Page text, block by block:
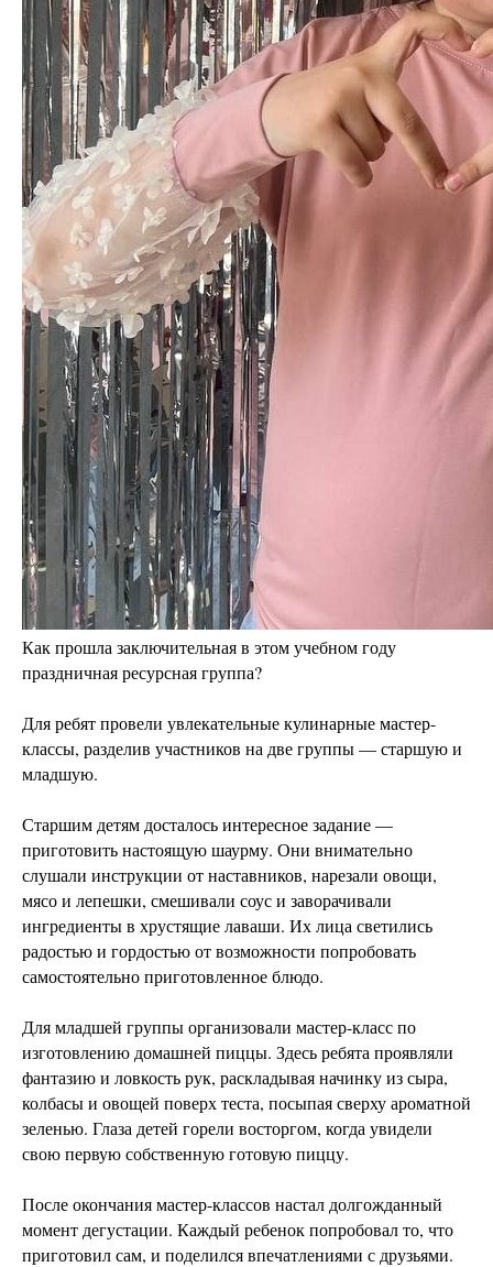
Как прошла заключительная в этом учебном году
праздничная ресурсная группа?
Для ребят провели увлекательные кулинарные мастер-
классы, разделив участников на две группы — старшую и
младшую.
Старшим детям досталось интересное задание —
приготовить настоящую шаурму. Они внимательно
слушали инструкции от наставников, нарезали овощи,
мясо и лепешки, смешивали соус и заворачивали
ингредиенты в хрустящие лаваши. Их лица светились
радостью и гордостью от возможности попробовать
самостоятельно приготовленное блюдо.
Для младшей группы организовали мастер-класс по
изготовлению домашней пиццы. Здесь ребята проявляли
фантазию и ловкость рук, раскладывая начинку из сыра,
колбасы и овощей поверх теста, посыпая сверху ароматной
зеленью. Глаза детей горели восторгом, когда увидели
свою первую собственную готовую пиццу.
После окончания мастер-классов настал долгожданный
момент дегустации. Каждый ребенок попробовал то, что
приготовил сам, и поделился впечатлениями с друзьями.